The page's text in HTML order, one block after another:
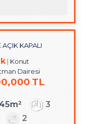
KAPALI
Konut
Dairesi
TL
3
2